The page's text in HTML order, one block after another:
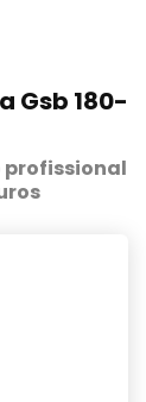
Gsb 180-
profissional